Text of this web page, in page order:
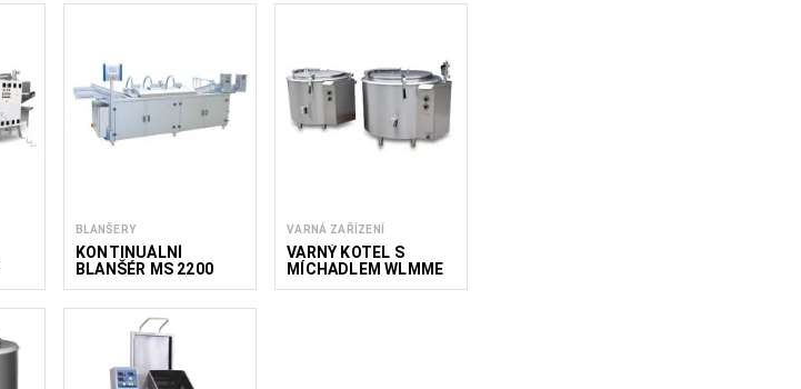
BLANŠERY
KONTINUÁLNÍ
BLANŠÉR MS 2200
VARNÁ ZAŘÍZENÍ
VARNÝ KOTEL S
MÍCHADLEM WLMME